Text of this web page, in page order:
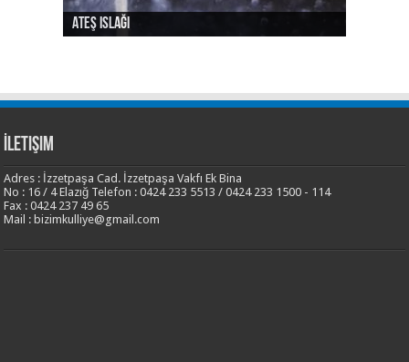
Ateş Islağı
Ses ve Yaz
Şehrin Eylül Tarafı
Sılası Türkçe
Yalnızlık Risalesi
İletişim
Adres : İzzetpaşa Cad. İzzetpaşa Vakfı Ek Bina
No : 16 / 4 Elazığ Telefon : 0424 233 5513 / 0424 233 1500 - 114
Fax : 0424 237 49 65
Mail : bizimkulliye@gmail.com